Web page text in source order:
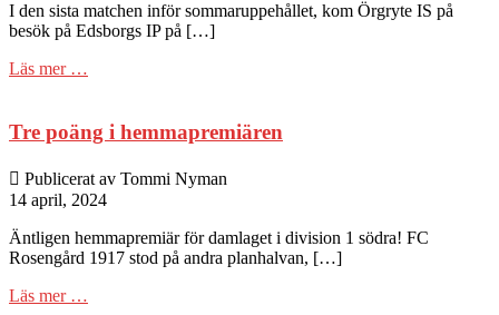
I den sista matchen inför sommaruppehållet, kom Örgryte IS på
besök på Edsborgs IP på […]
Läs mer …
Tre poäng i hemmapremiären
Publicerat av Tommi Nyman
14 april, 2024
Äntligen hemmapremiär för damlaget i division 1 södra! FC
Rosengård 1917 stod på andra planhalvan, […]
Läs mer …